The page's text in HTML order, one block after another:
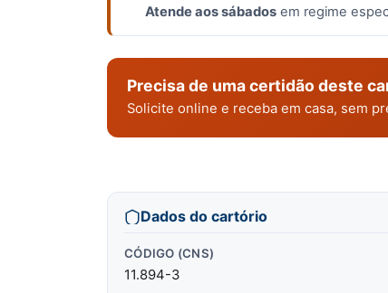
Atende aos sábados em regime
Precisa de uma certidão deste
Solicite online e receba em casa, sem
Dados do cartório
CÓDIGO (CNS)
11.894-3